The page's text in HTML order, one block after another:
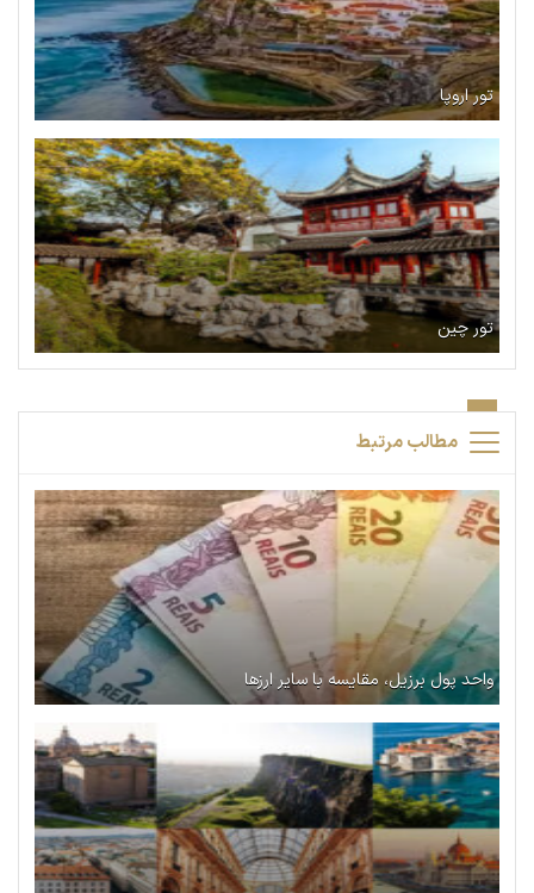
تور اروپا
تور چین
مطالب مرتبط
واحد پول برزیل، مقایسه با سایر ارزها